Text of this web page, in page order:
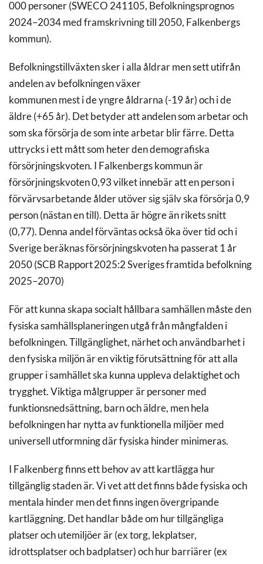
000 personer (SWECO 241105, Befolkningsprognos
2024–2034 med framskrivning till 2050, Falkenbergs
kommun).
Befolkningstillväxten sker i alla åldrar men sett utifrån
andelen av befolkningen växer
kommunen mest i de yngre åldrarna (-19 år) och i de
äldre (+65 år). Det betyder att andelen som arbetar och
som ska försörja de som inte arbetar blir färre. Detta
uttrycks i ett mått som heter den demografiska
försörjningskvoten. I Falkenbergs kommun är
försörjningskvoten 0,93 vilket innebär att en person i
förvärvsarbetande ålder utöver sig själv ska försörja 0,9
person (nästan en till). Detta är högre än rikets snitt
(0,77). Denna andel förväntas också öka över tid och i
Sverige beräknas försörjningskvoten ha passerat 1 år
2050 (SCB Rapport 2025:2 Sveriges framtida befolkning
2025–2070)
För att kunna skapa socialt hållbara samhällen måste den
fysiska samhällsplaneringen utgå från mångfalden i
befolkningen. Tillgänglighet, närhet och användbarhet i
den fysiska miljön är en viktig förutsättning för att alla
grupper i samhället ska kunna uppleva delaktighet och
trygghet. Viktiga målgrupper är personer med
funktionsnedsättning, barn och äldre, men hela
befolkningen har nytta av funktionella miljöer med
universell utformning där fysiska hinder minimeras.
I Falkenberg finns ett behov av att kartlägga hur
tillgänglig staden är. Vi vet att det finns både fysiska och
mentala hinder men det finns ingen övergripande
kartläggning. Det handlar både om hur tillgängliga
platser och utemiljöer är (ex torg, lekplatser,
idrottsplatser och badplatser) och hur barriärer (ex